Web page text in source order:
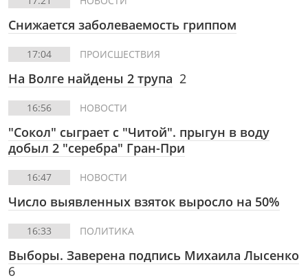
Снижается заболеваемость гриппом
17:04 ПРОИСШЕСТВИЯ
На Волге найдены 2 трупа 2
16:56 НОВОСТИ
"Сокол" сыграет с "Читой". прыгун в воду
добыл 2 "серебра" Гран-При
16:47 НОВОСТИ
Число выявленных взяток выросло на 50%
16:33 ПОЛИТИКА
Выборы. Заверена подпись Михаила Лысенко
6